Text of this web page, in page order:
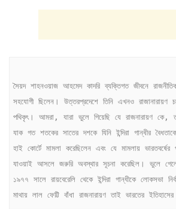
সৈয়দ শাহনওয়াজ আহমেদ কাদরি ব্যক্তিগত জীবনে
সহযোগী ছিলেন। উত্তরপ্রদেশে তিনি এখনও রাজানারায়ণ
পথিকৃৎ। আমরা, যারা ভুলে গিয়েছি যে রাজনারায়ণ কে,
যাক গত শতকের সাতের দশকে যিনি ইন্দিরা গান্ধীর
হাই কোর্টে মামলা করেছিলেন এবং যে মামলায় ভারতবর্ষের
যাওয়াই আসলে জরুরি অবস্থার সূচনা করেছিল। ভুলে
১৯৭৭ সালে রায়বেরেলি থেকে ইন্দিরা গান্ধীকে লোকসভা
মাথায় লাল ফেট্টি বাঁধা রাজনারায়ণ তাই ভারতের